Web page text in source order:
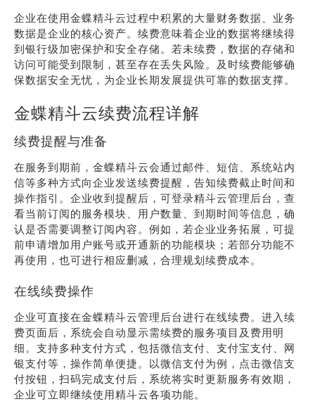
企业在使用金蝶精斗云过程中积累的大量财务数据、业务
数据是企业的核心资产。续费意味着企业的数据将继续得
到银行级加密保护和安全存储。若未续费，数据的存储和
访问可能受到限制，甚至存在丢失风险。及时续费能够确
保数据安全无忧，为企业长期发展提供可靠的数据支撑。
金蝶精斗云续费流程详解
续费提醒与准备
在服务到期前，金蝶精斗云会通过邮件、短信、系统站内
信等多种方式向企业发送续费提醒，告知续费截止时间和
操作指引。企业收到提醒后，可登录精斗云管理后台，查
看当前订阅的服务模块、用户数量、到期时间等信息，确
认是否需要调整订阅内容。例如，若企业业务拓展，可提
前申请增加用户账号或开通新的功能模块；若部分功能不
再使用，也可进行相应删减，合理规划续费成本。
在线续费操作
企业可直接在金蝶精斗云管理后台进行在线续费。进入续
费页面后，系统会自动显示需续费的服务项目及费用明
细。支持多种支付方式，包括微信支付、支付宝支付、网
银支付等，操作简单便捷。以微信支付为例，点击微信支
付按钮，扫码完成支付后，系统将实时更新服务有效期，
企业可立即继续使用精斗云各项功能。